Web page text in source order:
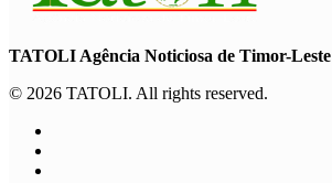
TATOLI Agência Noticiosa de Timor-Leste
© 2026 TATOLI. All rights reserved.